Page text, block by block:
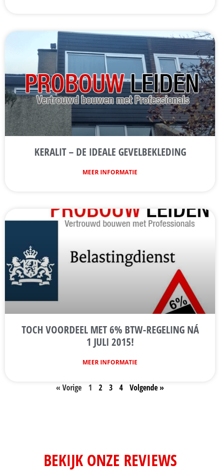
KERALIT – DE IDEALE GEVELBEKLEDING
MEER INFORMATIE
TOCH VOORDEEL MET 6% BTW-REGELING NÁ
1 JULI 2015!
MEER INFORMATIE
« Vorige 1 2 3 4 Volgende »
BEKIJK ONZE REVIEWS